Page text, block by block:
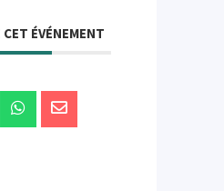
ÉVÉNEMENT